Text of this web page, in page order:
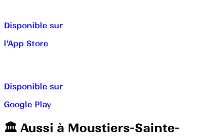
Disponible sur
l'App Store
Disponible sur
Google Play
🏛️️ Aussi à Moustiers-Sainte-